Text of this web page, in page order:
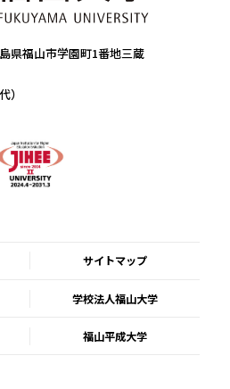
県福山市学園町1番地三蔵
）
サイトマップ
学校法人福山大学
福山平成大学